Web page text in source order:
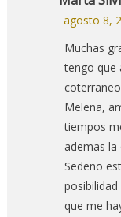
agosto 8,
Muchas
tengo que
Melena,
tiempos
ademas
Sedeño
que me